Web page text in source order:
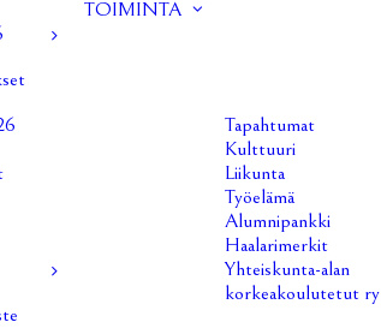
TOIMINTA
Tapahtumat
Kulttuuri
Liikunta
Työelämä
Alumnipankki
Haalarimerkit
Yhteiskunta-alan
korkeakoulutetut ry